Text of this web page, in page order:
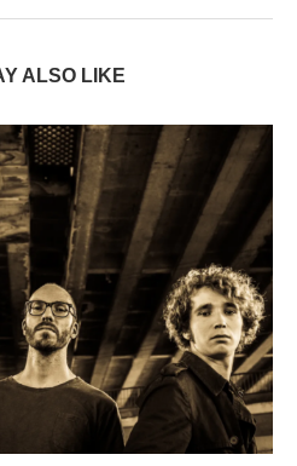
ALSO LIKE